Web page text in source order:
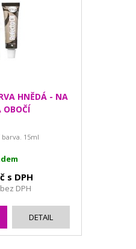
HNĚDÁ - NA
OBOČÍ
15ml
s DPH
DPH
DETAIL